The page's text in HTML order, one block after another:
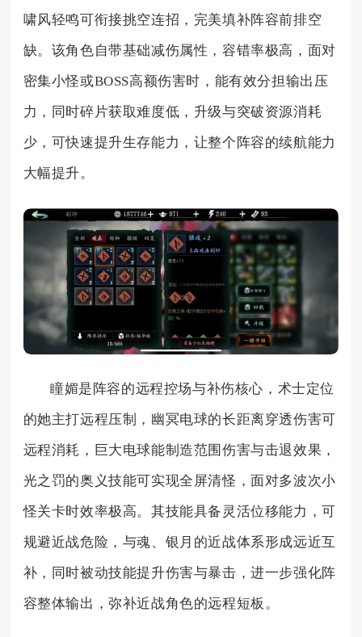
啸风轻鸣可衔接挑空连招，完美填补阵容前排空
缺。该角色自带基础减伤属性，容错率极高，面对
密集小怪或BOSS高额伤害时，能有效分担输出压
力，同时碎片获取难度低，升级与突破资源消耗
少，可快速提升生存能力，让整个阵容的续航能力
大幅提升。
瞳媚是阵容的远程控场与补伤核心，术士定位
的她主打远程压制，幽冥电球的长距离穿透伤害可
远程消耗，巨大电球能制造范围伤害与击退效果，
光之罚的奥义技能可实现全屏清怪，面对多波次小
怪关卡时效率极高。其技能具备灵活位移能力，可
规避近战危险，与魂、银月的近战体系形成远近互
补，同时被动技能提升伤害与暴击，进一步强化阵
容整体输出，弥补近战角色的远程短板。